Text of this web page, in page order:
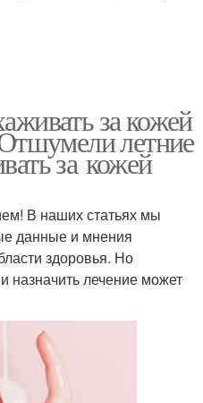
за кожей
летние
за кожей
В наших статьях мы
данные и мнения
здоровья. Но
назначить лечение может